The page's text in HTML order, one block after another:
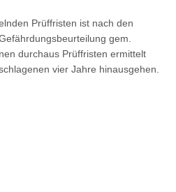
Prüffristen ist nach den
gem.
durchaus Prüffristen ermittelt
vier Jahre hinausgehen.